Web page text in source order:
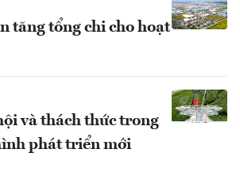
tăng tổng chi cho hoạt
và thách thức trong
phát triển mới